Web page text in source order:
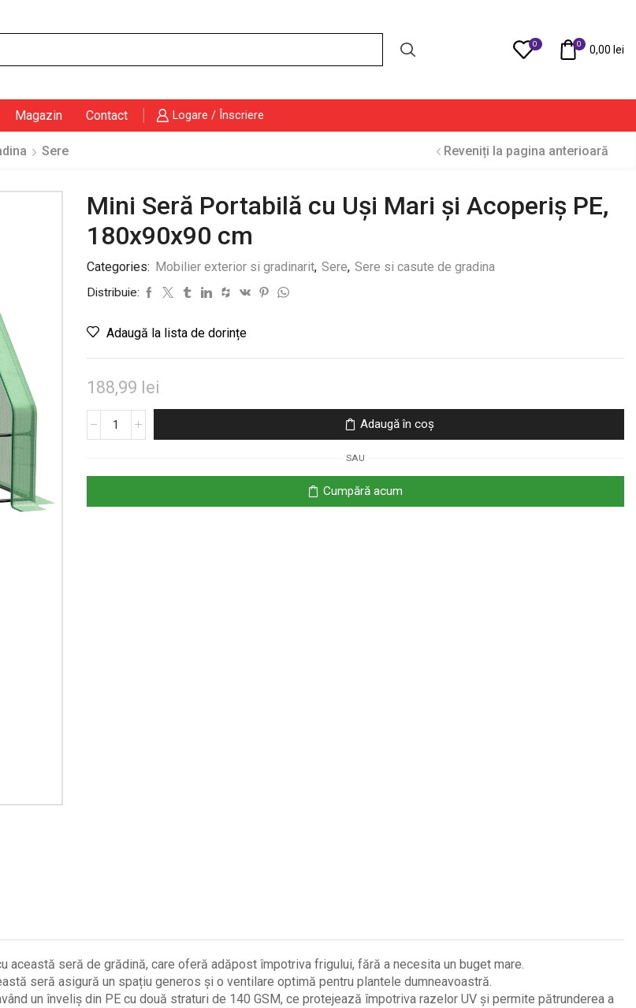
0 0 0,00 lei
Magazin Contact Logare / Înscriere
Sere Reveniți la pagina anterioară
Mini Seră Portabilă cu Uși Mari și Acoperiș PE,
180x90x90 cm
Categories: Mobilier exterior si gradinarit, Sere, Sere si casute de gradina
Distribuie:
Adaugă la lista de dorințe
188,99 lei
Cantitate
Uși
Adaugă în coș
SAU
Cumpără acum
seră de grădină, care oferă adăpost împotriva frigului, fără a necesita un buget mare.
seră asigură un spațiu generos și o ventilare optimă pentru plantele dumneavoastră.
un înveliș din PE cu două straturi de 140 GSM, ce protejează împotriva razelor UV și permite pătrunderea a